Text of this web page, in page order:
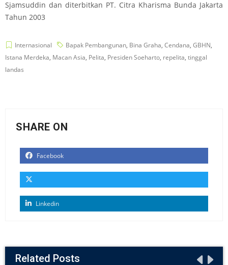
Sjamsuddin dan diterbitkan PT. Citra Kharisma Bunda Jakarta
Tahun 2003
Internasional Bapak Pembangunan, Bina Graha, Cendana, GBHN,
Istana Merdeka, Macan Asia, Pelita, Presiden Soeharto, repelita, tinggal
landas
SHARE ON
Facebook
Linkedin
Related Posts